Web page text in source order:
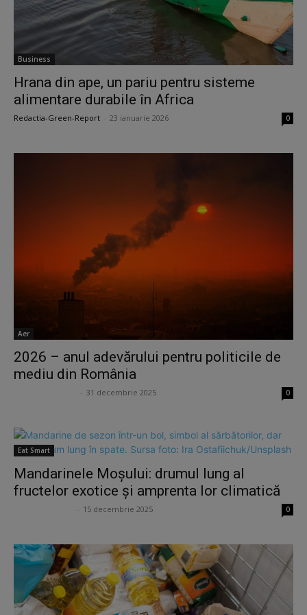
Business
Hrana din ape, un pariu pentru sisteme
alimentare durabile în Africa
Redactia-Green-Report 23 ianuarie 2026 0
Aer
2026 – anul adevărului pentru politicile de
mediu din România
31 decembrie 2025 0
Eat Smart
Mandarinele Moșului: drumul lung al
fructelor exotice și amprenta lor climatică
15 decembrie 2025 0